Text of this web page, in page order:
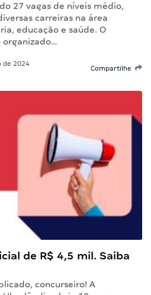
27 vagas de níveis médio,
carreiras na área
educação e saúde. O
organizado…
de 2024
Compartilhe
de R$ 4,5 mil. Saiba
concurseiro! A